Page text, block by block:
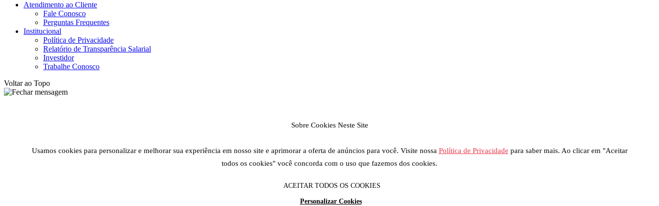
Atendimento ao Cliente
Fale Conosco
Perguntas Frequentes
Institucional
Política de Privacidade
Relatório de Transparência Salarial
Investidor
Trabalhe Conosco
Voltar ao Topo
Sobre Cookies Neste Site
Usamos cookies para personalizar e melhorar sua experiência em nosso site e aprimorar a oferta de anúncios para você. Visite nossa Política de Privacidade para saber mais. Ao clicar em "Aceitar
todos os cookies" você concorda com o uso que fazemos dos cookies.
ACEITAR TODOS OS COOKIES
Personalizar Cookies